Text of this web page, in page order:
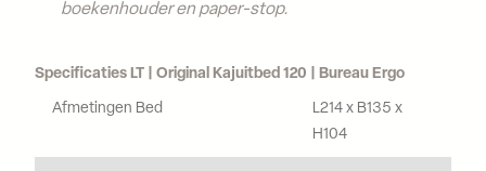
boekenhouder en paper-stop.
Specificaties LT | Original Kajuitbed 120 | Bureau Ergo
Afmetingen Bed
L214 x B135 x
H104